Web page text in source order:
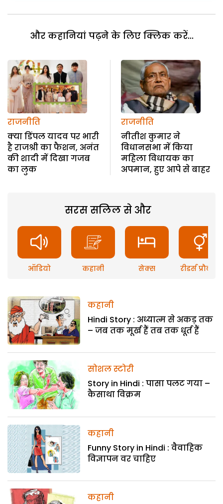
और कहानियां पढ़ने के लिए क्लिक करें...
राजनीति
क्या डिंपल यादव पर भारी
है राजश्री का फैशन, अनंत
की शादी में दिखा गजब
का लुक
राजनीति
नीतीश कुमार ने
विधानसभा में किया
महिला विधायक का
अपमान, हुए आपे से बाहर
सरस सलिल से और
ऑडियो कहानी सेक्स रीडर्स प्रौब्लम
कहानी
Hindi Story : अध्यात्म से अकड़ तक
– जब तक मूर्ख हैं तब तक धूर्त हैं
सोशल स्टोरी
Story in Hindi : पासा पलट गया –
कैसाथा विक्रम
कहानी
Funny Story in Hindi : वैवाहिक
विज्ञापन वर चाहिए
कहानी